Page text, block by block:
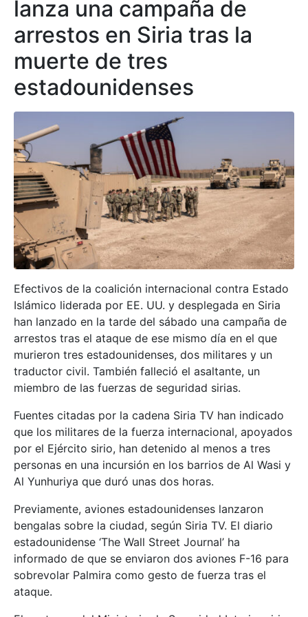
lanza una campaña de
arrestos en Siria tras la
muerte de tres
estadounidenses
Efectivos de la coalición internacional contra Estado
Islámico liderada por EE. UU. y desplegada en Siria
han lanzado en la tarde del sábado una campaña de
arrestos tras el ataque de ese mismo día en el que
murieron tres estadounidenses, dos militares y un
traductor civil. También falleció el asaltante, un
miembro de las fuerzas de seguridad sirias.
Fuentes citadas por la cadena Siria TV han indicado
que los militares de la fuerza internacional, apoyados
por el Ejército sirio, han detenido al menos a tres
personas en una incursión en los barrios de Al Wasi y
Al Yunhuriya que duró unas dos horas.
Previamente, aviones estadounidenses lanzaron
bengalas sobre la ciudad, según Siria TV. El diario
estadounidense ‘The Wall Street Journal’ ha
informado de que se enviaron dos aviones F-16 para
sobrevolar Palmira como gesto de fuerza tras el
ataque.